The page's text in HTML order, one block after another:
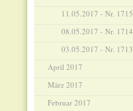
11.05.2017 - Nr. 1715
08.05.2017 - Nr. 1714
03.05.2017 - Nr. 1713
April 2017
März 2017
Februar 2017